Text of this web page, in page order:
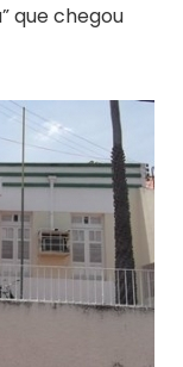
que chegou